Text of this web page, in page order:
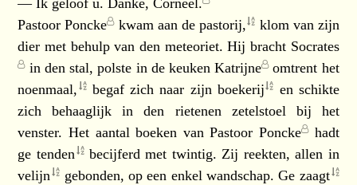
— Ik geloof u. Danke,Corneel.
Pastoor Poncke kwam aan de pastorij,
klom van zijn
dier met behulp van den meteoriet. Hij bracht Socrates
in den stal, polste in de keukenKatrijne omtrent het
noenmaal,
begaf zich naar zijn boekerij
en schikte
zich behaaglijk in den rietenen zetelstoel bij het
venster. Het aantal boeken vanPastoor Poncke hadt
ge tenden becijferd met twintig. Zij reekten, allen in
velijn
gebonden, op een enkel wandschap. Ge zaagt